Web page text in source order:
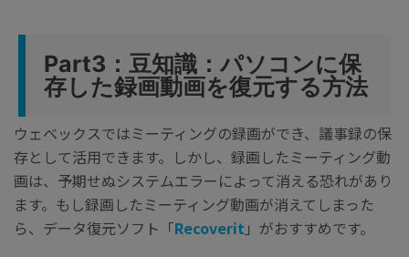
Part3：豆知識：パソコンに保
存した録画動画を復元する方法
ウェベックスではミーティングの録画ができ、議事録の保
存として活用できます。しかし、録画したミーティング動
画は、予期せぬシステムエラーによって消える恐れがあり
ます。もし録画したミーティング動画が消えてしまった
ら、データ復元ソフト「Recoverit 」がおすすめです。